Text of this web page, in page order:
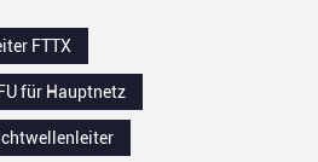
FTTX
für Hauptnetz